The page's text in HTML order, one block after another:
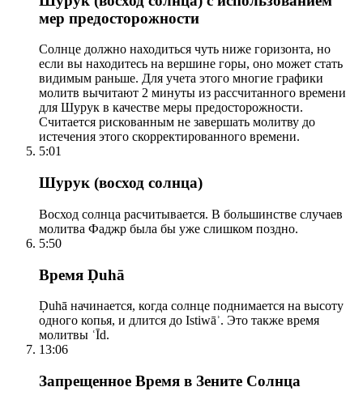
мер предосторожности
Солнце должно находиться чуть ниже горизонта, но
если вы находитесь на вершине горы, оно может стать
видимым раньше. Для учета этого многие графики
молитв вычитают 2 минуты из рассчитанного времени
для Шурук в качестве меры предосторожности.
Считается рискованным не завершать молитву до
истечения этого скорректированного времени.
5:01
Шурук (восход солнца)
Восход солнца расчитывается. В большинстве случаев
молитва Фаджр была бы уже слишком поздно.
5:50
Время Ḍuhā
Ḍuhā начинается, когда солнце поднимается на высоту
одного копья, и длится до Istiwāʾ. Это также время
молитвы ʿĪd.
13:06
Запрещенное Время в Зените Солнца